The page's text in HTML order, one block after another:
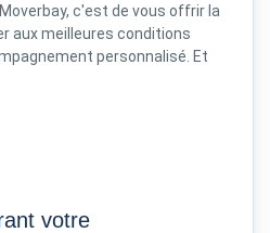
c'est de vous offrir la
aux meilleures conditions
personnalisé. Et
votre